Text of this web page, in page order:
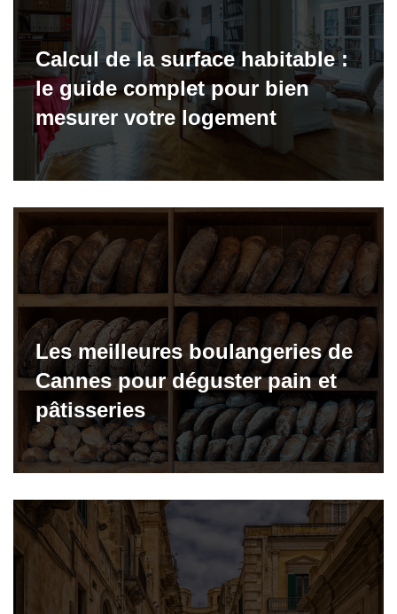
Calcul de la surface habitable :
le guide complet pour bien
mesurer votre logement
Les meilleures boulangeries de
Cannes pour déguster pain et
pâtisseries